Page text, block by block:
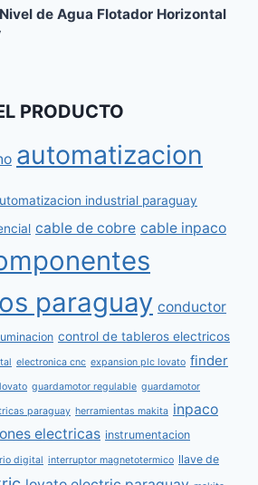
de Agua Flotador Horizontal
PRODUCTO
automatizacion
industrial paraguay
cable de cobre cable inpaco
paraguay conductor
control de tableros electricos
electronica cnc expansion plc lovato finder
guardamotor regulable guardamotor
paraguay herramientas makita inpaco
electricas instrumentacion
digital interruptor magnetotermico llave de